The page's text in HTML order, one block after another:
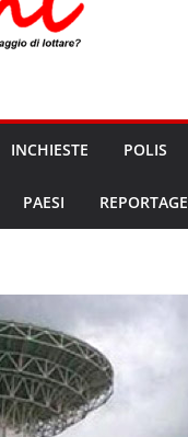
INCHIESTE POLIS
PAESI REPORTAGE